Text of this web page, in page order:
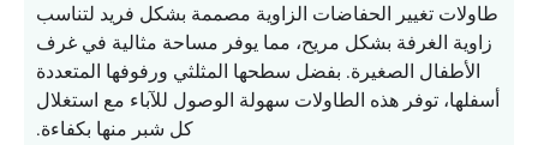
طاولات تغيير الحفاضات الزاوية مصممة بشكل فريد لتناسب
زاوية الغرفة بشكل مريح، مما يوفر مساحة مثالية في غرف
الأطفال الصغيرة. بفضل سطحها المثلثي ورفوفها المتعددة
أسفلها، توفر هذه الطاولات سهولة الوصول للآباء مع استغلال
كل شبر منها بكفاءة.